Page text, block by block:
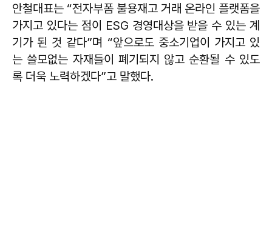
안철대표는 “전자부폼 불용재고 거래 온라인 플랫폼을
가지고 있다는 점이 ESG 경영대상을 받을 수 있는 계
기가 된 것 같다”며 “앞으로도 중소기업이 가지고 있
는 쓸모없는 자재들이 폐기되지 않고 순환될 수 있도
록 더욱 노력하겠다”고 말했다.